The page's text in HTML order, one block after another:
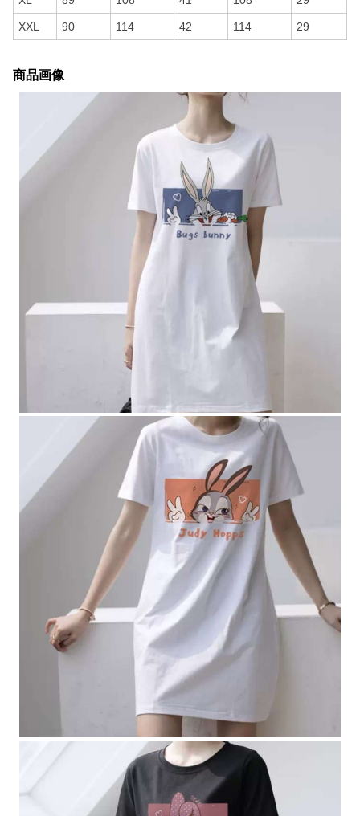
XXL 90 114 42 114 29
商品画像